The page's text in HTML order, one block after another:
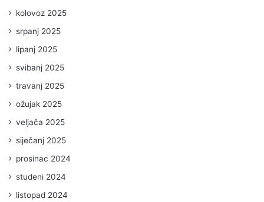
kolovoz 2025
srpanj 2025
lipanj 2025
svibanj 2025
travanj 2025
ožujak 2025
veljača 2025
siječanj 2025
prosinac 2024
studeni 2024
listopad 2024